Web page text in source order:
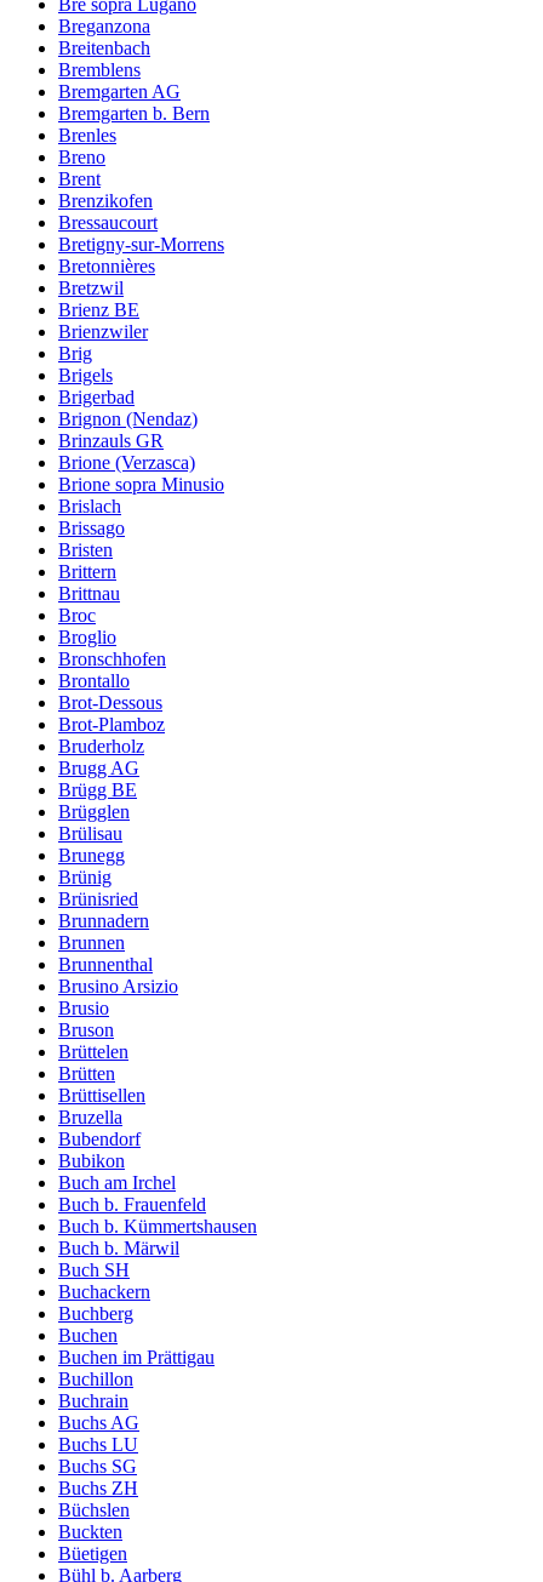
Breganzona
Breitenbach
Bremblens
Bremgarten AG
Bremgarten b. Bern
Brenles
Breno
Brent
Brenzikofen
Bressaucourt
Bretigny-sur-Morrens
Bretonnières
Bretzwil
Brienz BE
Brienzwiler
Brig
Brigels
Brigerbad
Brignon (Nendaz)
Brinzauls GR
Brione (Verzasca)
Brione sopra Minusio
Brislach
Brissago
Bristen
Brittern
Brittnau
Broc
Broglio
Bronschhofen
Brontallo
Brot-Dessous
Brot-Plamboz
Bruderholz
Brugg AG
Brügg BE
Brügglen
Brülisau
Brunegg
Brünig
Brünisried
Brunnadern
Brunnen
Brunnenthal
Brusino Arsizio
Brusio
Bruson
Brüttelen
Brütten
Brüttisellen
Bruzella
Bubendorf
Bubikon
Buch am Irchel
Buch b. Frauenfeld
Buch b. Kümmertshausen
Buch b. Märwil
Buch SH
Buchackern
Buchberg
Buchen
Buchen im Prättigau
Buchillon
Buchrain
Buchs AG
Buchs LU
Buchs SG
Buchs ZH
Büchslen
Buckten
Büetigen
Bühl b. Aarberg